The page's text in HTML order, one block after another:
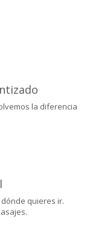
la diferencia
quieres ir.